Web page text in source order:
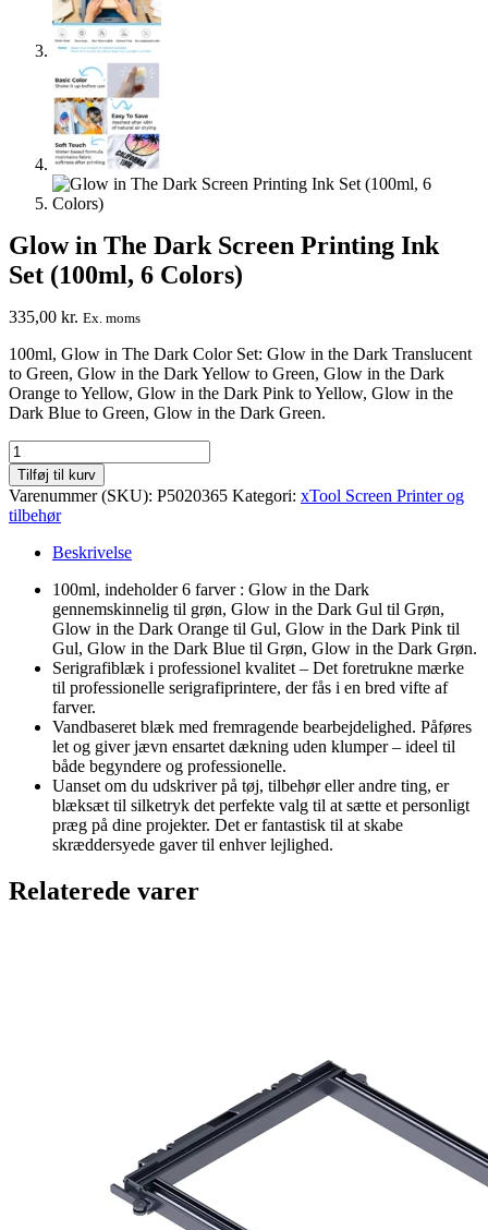
Glow in The Dark Screen Printing Ink
Set (100ml, 6 Colors)
335,00 kr. Ex. moms
100ml, Glow in The Dark Color Set: Glow in the Dark Translucent
to Green, Glow in the Dark Yellow to Green, Glow in the Dark
Orange to Yellow, Glow in the Dark Pink to Yellow, Glow in the
Dark Blue to Green, Glow in the Dark Green.
Glow
in
The
Dark
Screen
Printing
(100ml,
Colors)
antal
Tilføj til kurv
Varenummer (SKU): P5020365 Kategori: xTool Screen Printer og
tilbehør
Beskrivelse
100ml, indeholder 6 farver: Glow in the Dark
gennemskinnelig til grøn, Glow in the Dark Gul til Grøn,
Glow in the Dark Orange til Gul, Glow in the Dark Pink til
Gul, Glow in the Dark Blue til Grøn, Glow in the Dark Grøn.
Serigrafiblæk i professionel kvalitet – Det foretrukne mærke
til professionelle serigrafiprintere, der fås i en bred vifte af
farver.
Vandbaseret blæk med fremragende bearbejdelighed. Påføres
let og giver jævn ensartet dækning uden klumper – ideel til
både begyndere og professionelle.
Uanset om du udskriver på tøj, tilbehør eller andre ting, er
blæksæt til silketryk det perfekte valg til at sætte et personligt
præg på dine projekter. Det er fantastisk til at skabe
skræddersyede gaver til enhver lejlighed.
Relaterede varer